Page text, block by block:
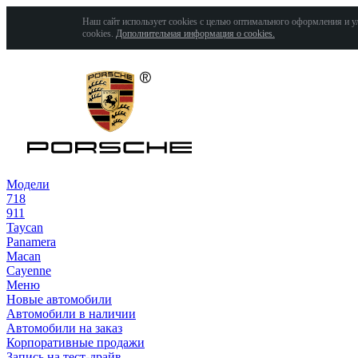
Наш сайт использует cookies с целью оптимального оформления и
cookies. Дополнительная информация о cookies.
Модели
718
911
Taycan
Panamera
Macan
Cayenne
Меню
Новые автомобили
Автомобили в наличии
Автомобили на заказ
Корпоративные продажи